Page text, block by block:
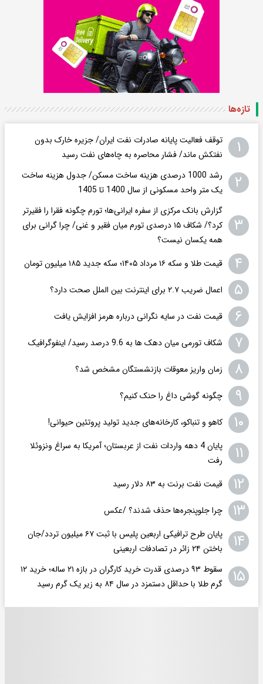
تازه‌ها
۱
توقف فعالیت پایانه صادرات نفت ایران/ جزیره خارک بدون
نفتکش ماند/ فشار محاصره به چاه‌های نفت رسید
۲
رشد 1000 درصدی هزینه ساخت مسکن/ جدول هزینه ساخت
یک متر واحد مسکونی از سال 1400 تا 1405
۳
گزارش بانک مرکزی از سفره ایرانی‌ها؛ تورم چگونه فقرا را فقیرتر
کرد؟/ شکاف ۱۵ درصدی تورم میان فقیر و غنی/ چرا گرانی برای
همه یکسان نیست؟
۴ قیمت طلا و سکه ۱۶ مرداد ۱۴۰۵؛ سکه جدید ١٨۵ میلیون تومان
۵ اعمال ضریب ۲.۷ برای اینترنت بین الملل صحت دارد؟
۶ قیمت نفت در سایه نگرانی درباره هرمز افزایش یافت
۷ شکاف تورمی میان دهک ها به 9.6 درصد رسید/ اینفوگرافیک
۸ زمان واریز معوقات بازنشستگان مشخص شد؟
۹ چگونه گوشی داغ را حنک کنیم؟
۱۰ کاهو و تنباکو، کارخانه‌های جدید تولید پروتئین حیوانی!
۱۱
پایان 4 دهه واردات نفت از عربستان؛ آمریکا به سراغ ونزوئلا
رفت
۱۲ قیمت نفت برنت به ۸۳ دلار رسید
۱۳ چرا جلوپنجره‌ها حذف شدند؟ /عکس
۱۴
پایان طرح ترافیکی اربعین پلیس با ثبت ۶۷ میلیون تردد/جان
باختن ۲۴ زائر در تصادفات اربعینی
۱۵
سقوط ۹۳ درصدی قدرت خرید کارگران در بازه ۲۱ ساله؛ خرید ۱۲
گرم طلا با حداقل دستمزد در سال ۸۴ به زیر یک گرم رسید